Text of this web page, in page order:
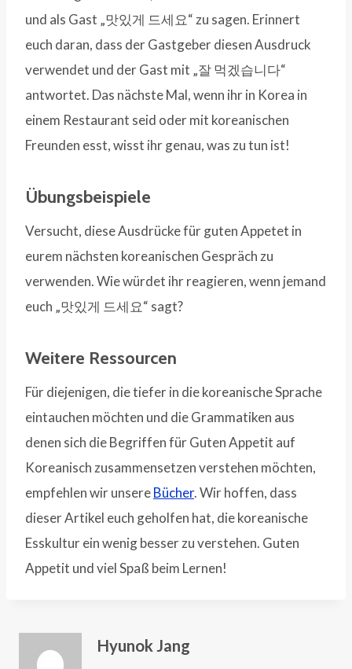
und als Gast „맛있게 드세요“ zu sagen. Erinnert
euch daran, dass der Gastgeber diesen Ausdruck
verwendet und der Gast mit „잘 먹겠습니다“
antwortet. Das nächste Mal, wenn ihr in Korea in
einem Restaurant seid oder mit koreanischen
Freunden esst, wisst ihr genau, was zu tun ist!
Übungsbeispiele
Versucht, diese Ausdrücke für guten Appetet in
eurem nächsten koreanischen Gespräch zu
verwenden. Wie würdet ihr reagieren, wenn jemand
euch „맛있게 드세요“ sagt?
Weitere Ressourcen
Für diejenigen, die tiefer in die koreanische Sprache
eintauchen möchten und die Grammatiken aus
denen sich die Begriffen für Guten Appetit auf
Koreanisch zusammensetzen verstehen möchten,
empfehlen wir unsereBücher. Wir hoffen, dass
dieser Artikel euch geholfen hat, die koreanische
Esskultur ein wenig besser zu verstehen. Guten
Appetit und viel Spaß beim Lernen!
Hyunok Jang